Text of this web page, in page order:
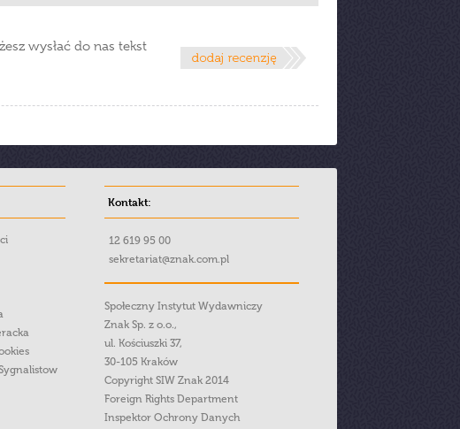
wysłać do nas tekst
Kontakt:
12 619 95 00
sekretariat@znak.com.pl
Społeczny Instytut Wydawniczy
Znak Sp. z o.o.,
ul. Kościuszki 37,
30-105 Kraków
Copyright SIW Znak 2014
Foreign Rights Department
Inspektor Ochrony Danych